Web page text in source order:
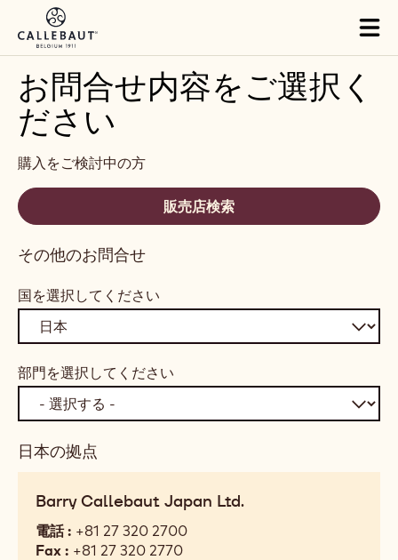
Skip to main content
お問合せ内容をご選択く
ださい
購入をご検討中の方
販売店検索
その他のお問合せ
国を選択してください
部門を選択してください
日本の拠点
Barry Callebaut Japan Ltd.
電話
+81 27 320 2700
Fax
+81 27 320 2770